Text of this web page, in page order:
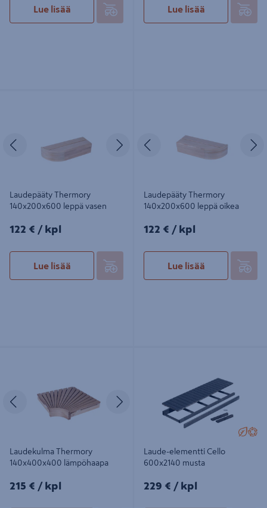
Lue lisää Lue lisää
Seuraava
Laudepääty Thermory
140x200x600 leppä vasen
122€/kpl
122 € / kpl
Lue lisää
Edellinen
Laudepääty Thermory
140x200x600 leppä oikea
122€/kpl
122 € / kpl
Lue lisää
Edellinen
Laudekulma Thermory
140x400x400 lämpöhaapa
215€/kpl
215 € / kpl
Laude-elementti Cello
600x2140 musta
229€/kpl
229 € / kpl